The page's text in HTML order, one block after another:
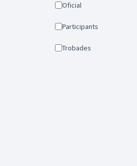
Oficial
Participants
Trobades